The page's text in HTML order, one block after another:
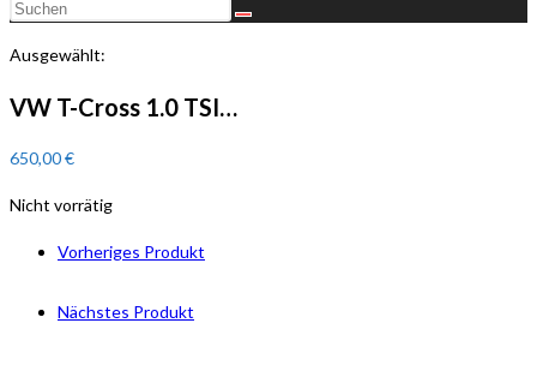
Ausgewählt:
VW T-Cross 1.0 TSI…
650,00€
Nicht vorrätig
Vorheriges Produkt
Nächstes Produkt